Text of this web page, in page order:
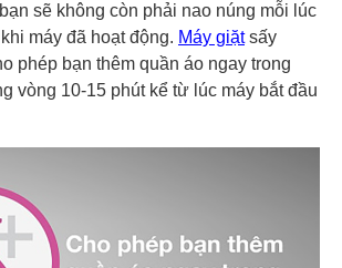
sẽ không còn phải nao núng mỗi lúc
máy đã hoạt động. Máy giặtsấy
phép bạn thêm quần áo ngay trong
vòng 10-15 phút kể từ lúc máy bắt đầu